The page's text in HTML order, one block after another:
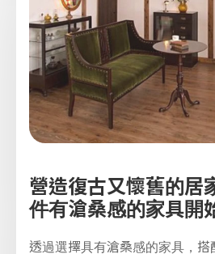
營造復古又懷舊的居
件有滄桑感的家具開
透過選擇具有滄桑感的家具，搭